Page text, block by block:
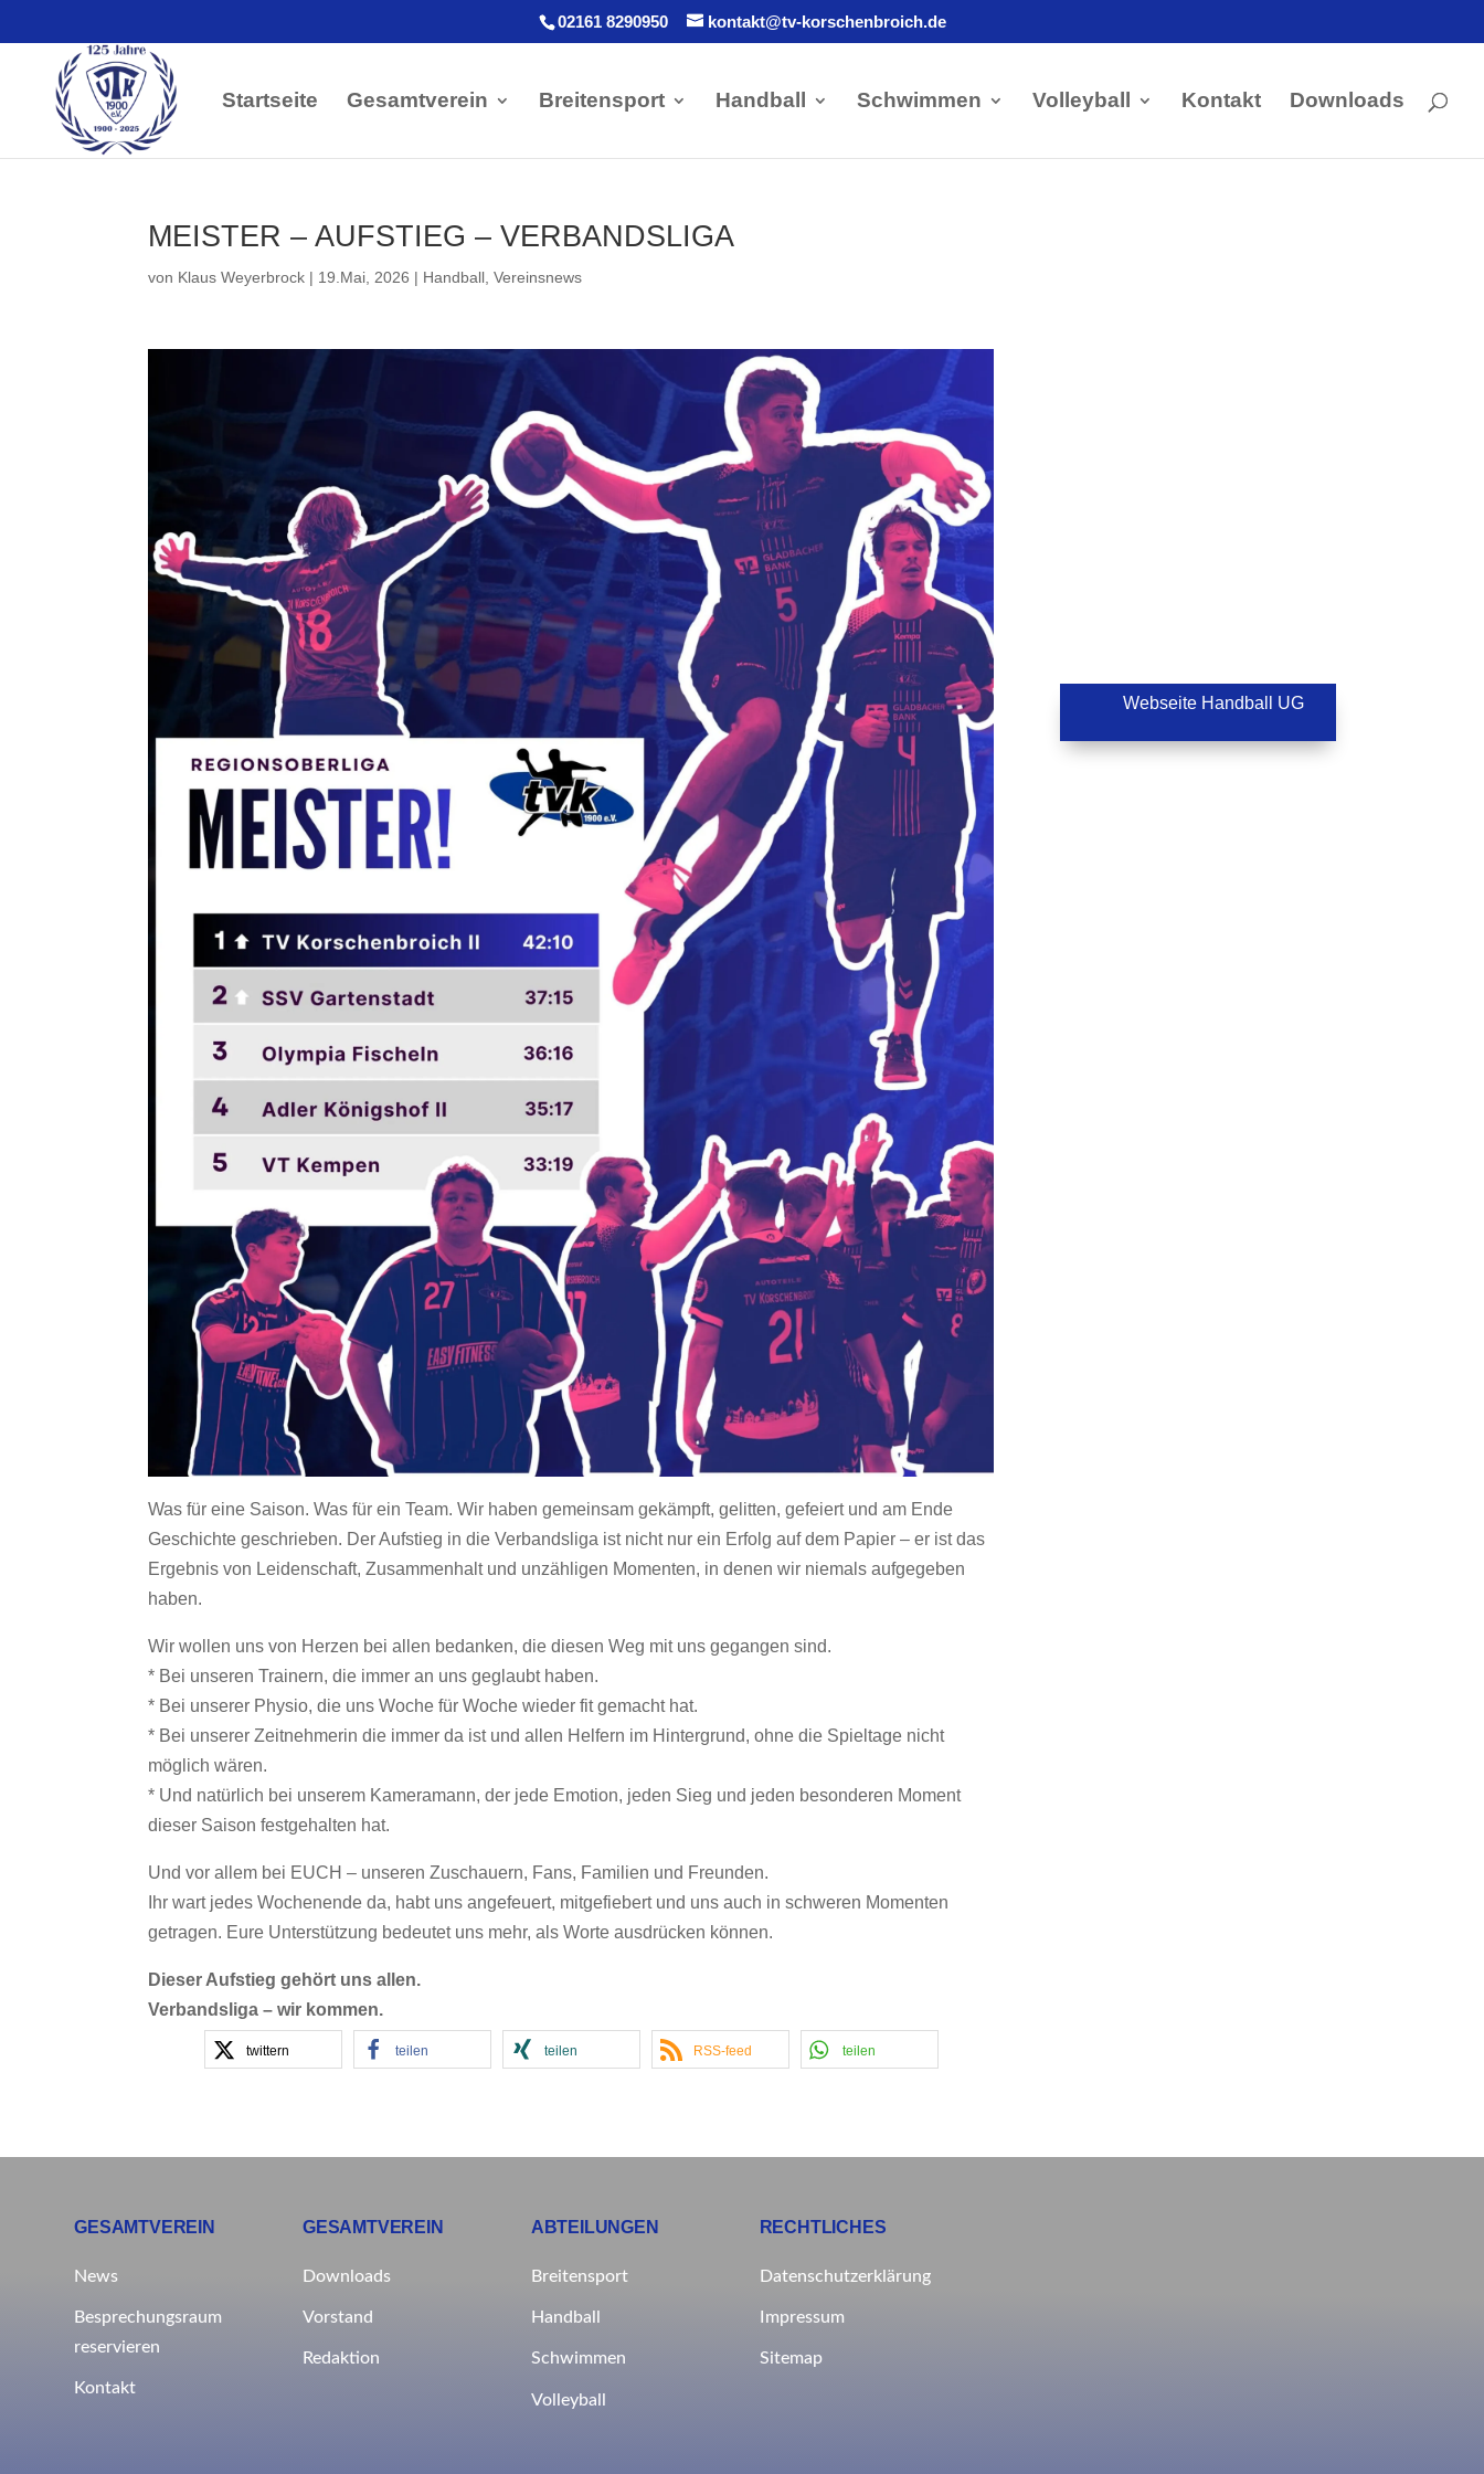
02161 8290950 kontakt@tv-korschenbroich.de
Startseite Gesamtverein Breitensport Handball Schwimmen Volleyball Kontakt Downloads
MEISTER – AUFSTIEG – VERBANDSLIGA
von Klaus Weyerbrock | 19.Mai, 2026 | Handball ,Vereinsnews
Was für eine Saison. Was für ein Team. Wir haben gemeinsam gekämpft, gelitten, gefeiert und am Ende
Geschichte geschrieben. Der Aufstieg in die Verbandsliga ist nicht nur ein Erfolg auf dem Papier – er ist das
Ergebnis von Leidenschaft, Zusammenhalt und unzähligen Momenten, in denen wir niemals aufgegeben
haben.
Wir wollen uns von Herzen bei allen bedanken, die diesen Weg mit uns gegangen sind.
* Bei unseren Trainern, die immer an uns geglaubt haben.
* Bei unserer Physio, die uns Woche für Woche wieder fit gemacht hat.
* Bei unserer Zeitnehmerin die immer da ist und allen Helfern im Hintergrund, ohne die Spieltage nicht
möglich wären.
* Und natürlich bei unserem Kameramann, der jede Emotion, jeden Sieg und jeden besonderen Moment
dieser Saison festgehalten hat.
Und vor allem bei EUCH – unseren Zuschauern, Fans, Familien und Freunden.
Ihr wart jedes Wochenende da, habt uns angefeuert, mitgefiebert und uns auch in schweren Momenten
getragen. Eure Unterstützung bedeutet uns mehr, als Worte ausdrücken können.
Dieser Aufstieg gehört uns allen.
Verbandsliga – wir kommen.
twittern teilen teilen RSS-feed teilen
Webseite Handball UG
GESAMTVEREIN
News
Besprechungsraum
reservieren
Kontakt
GESAMTVEREIN
Downloads
Vorstand
Redaktion
ABTEILUNGEN
Breitensport
Handball
Schwimmen
Volleyball
RECHTLICHES
Datenschutzerklärung
Impressum
Sitemap